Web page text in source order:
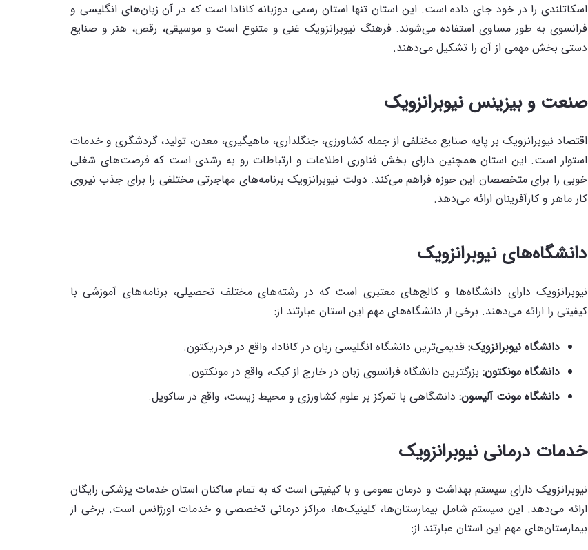
اسکاتلندی را در خود جای داده است. این استان تنها استان رسمی دوزبانه کانادا است که در آن زبان‌های انگلیسی و
فرانسوی به طور مساوی استفاده می‌شوند. فرهنگ نیوبرانزویک غنی و متنوع است و موسیقی، رقص، هنر و صنایع
دستی بخش مهمی از آن را تشکیل می‌دهند.
صنعت و بیزینس نیوبرانزویک
اقتصاد نیوبرانزویک بر پایه صنایع مختلفی از جمله کشاورزی، جنگلداری، ماهیگیری، معدن، تولید، گردشگری و خدمات
استوار است. این استان همچنین دارای بخش فناوری اطلاعات و ارتباطات رو به رشدی است که فرصت‌های شغلی
خوبی را برای متخصصان این حوزه فراهم می‌کند. دولت نیوبرانزویک برنامه‌های مهاجرتی مختلفی را برای جذب نیروی
کار ماهر و کارآفرینان ارائه می‌دهد.
دانشگاه‌های نیوبرانزویک
نیوبرانزویک دارای دانشگاه‌ها و کالج‌های معتبری است که در رشته‌های مختلف تحصیلی، برنامه‌های آموزشی با
کیفیتی را ارائه می‌دهند. برخی از دانشگاه‌های مهم این استان عبارتند از:
دانشگاه نیوبرانزویک: قدیمی‌ترین دانشگاه انگلیسی زبان در کانادا، واقع در فردریکتون.
دانشگاه مونکتون: بزرگترین دانشگاه فرانسوی زبان در خارج از کبک، واقع در مونکتون.
دانشگاه مونت آلیسون: دانشگاهی با تمرکز بر علوم کشاورزی و محیط زیست، واقع در ساکویل.
خدمات درمانی نیوبرانزویک
نیوبرانزویک دارای سیستم بهداشت و درمان عمومی و با کیفیتی است که به تمام ساکنان استان خدمات پزشکی رایگان
ارائه می‌دهد. این سیستم شامل بیمارستان‌ها، کلینیک‌ها، مراکز درمانی تخصصی و خدمات اورژانس است. برخی از
بیمارستان‌های مهم این استان عبارتند از: